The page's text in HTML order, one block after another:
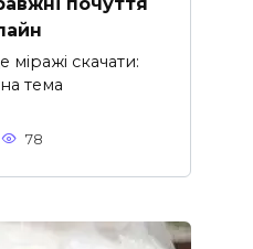
скачати:
тема
78